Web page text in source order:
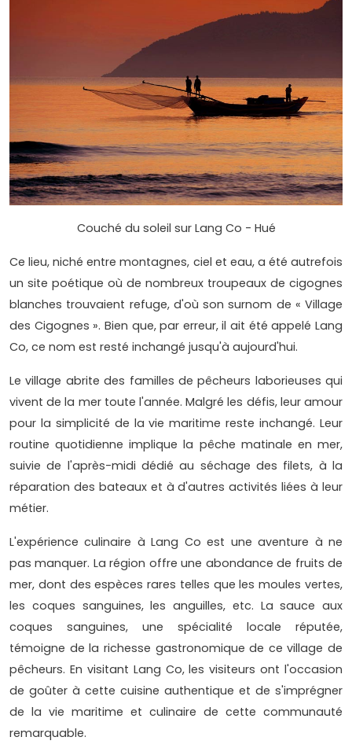
Couché du soleil sur Lang Co - Hué
Ce lieu, niché entre montagnes, ciel et eau, a été autrefois
un site poétique où de nombreux troupeaux de cigognes
blanches trouvaient refuge, d'où son surnom de « Village
des Cigognes ». Bien que, par erreur, il ait été appelé Lang
Co, ce nom est resté inchangé jusqu'à aujourd'hui.
Le village abrite des familles de pêcheurs laborieuses qui
vivent de la mer toute l'année. Malgré les défis, leur amour
pour la simplicité de la vie maritime reste inchangé. Leur
routine quotidienne implique la pêche matinale en mer,
suivie de l'après-midi dédié au séchage des filets, à la
réparation des bateaux et à d'autres activités liées à leur
métier.
L'expérience culinaire à Lang Co est une aventure à ne
pas manquer. La région offre une abondance de fruits de
mer, dont des espèces rares telles que les moules vertes,
les coques sanguines, les anguilles, etc. La sauce aux
coques sanguines, une spécialité locale réputée,
témoigne de la richesse gastronomique de ce village de
pêcheurs. En visitant Lang Co, les visiteurs ont l'occasion
de goûter à cette cuisine authentique et de s'imprégner
de la vie maritime et culinaire de cette communauté
remarquable.